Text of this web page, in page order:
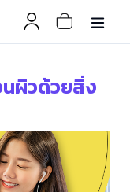
ผิวด้วยสิ่ง